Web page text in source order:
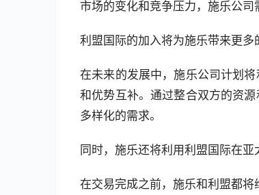
市场的变化和竞争压力，施乐公司
利盟国际的加入将为施乐带来更多
在未来的发展中，施乐公司计划
和优势互补。通过整合双方的资
多样化的需求。
同时，施乐还将利用利盟国际在
在交易完成之前，施乐和利盟都将